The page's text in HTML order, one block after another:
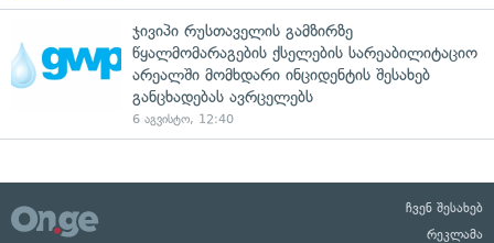
ჯივიპი რუსთაველის გამზირზე
წყალმომარაგების ქსელების სარეაბილიტაციო
არეალში მომხდარი ინციდენტის შესახებ
განცხადებას ავრცელებს
6 აგვისტო, 12:40
ჩვენ შესახებ
რეკლამა